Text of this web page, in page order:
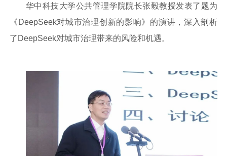
华中科技大学公共管理学院院长张毅教授发表了题为
《DeepSeek对城市治理创新的影响》的演讲，深入剖析
了DeepSeek对城市治理带来的风险和机遇。